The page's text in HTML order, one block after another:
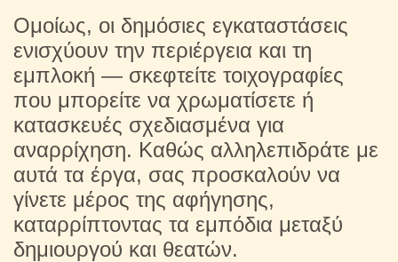
Ομοίως, οι δημόσιες εγκαταστάσεις
ενισχύουν την περιέργεια και τη
εμπλοκή — σκεφτείτε τοιχογραφίες
που μπορείτε να χρωματίσετε ή
κατασκευές σχεδιασμένα για
αναρρίχηση. Καθώς αλληλεπιδράτε με
αυτά τα έργα, σας προσκαλούν να
γίνετε μέρος της αφήγησης,
καταρρίπτοντας τα εμπόδια μεταξύ
δημιουργού και θεατών.